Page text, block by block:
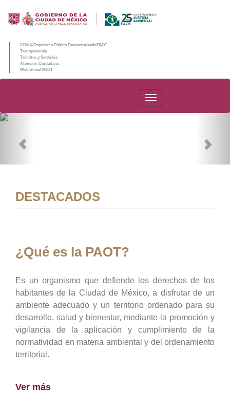
CDMX/Organismo Público Descentralizado/PAOT
Transparencia
Trámites y Servicios
Atención Ciudadana
Web e-mail PAOT
PAOT
DESTACADOS
¿Qué es la PAOT?
Es un organismo que defiende los derechos de los
habitantes de la Ciudad de México, a disfrutar de un
ambiente adecuado y un territorio ordenado para su
desarrollo, salud y bienestar, mediante la promoción y
vigilancia de la aplicación y cumplimiento de la
normatividad en materia ambiental y del ordenamiento
territorial.
Ver más